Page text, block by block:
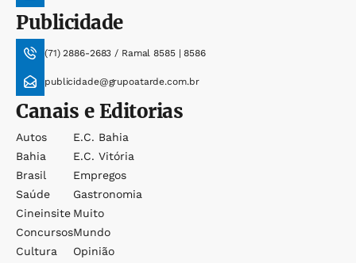
Publicidade
(71) 2886-2683 / Ramal 8585 | 8586
publicidade@grupoatarde.com.br
Canais e Editorias
Autos
Bahia
Brasil
Saúde
Cineinsite
Concursos
Cultura
E.c. Bahia
E.c. Vitória
Empregos
Gastronomia
Muito
Mundo
Opinião